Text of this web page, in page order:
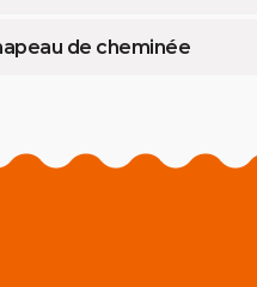
de cheminée